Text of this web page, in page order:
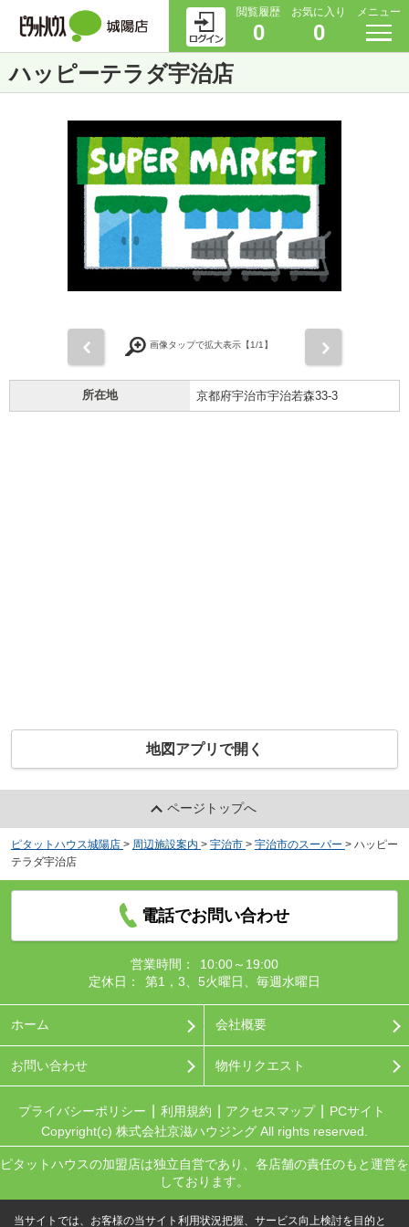
閲覧履歴
0
お気に入り
0
メニュー
ハッピーテラダ宇治店
画像タップで拡大表示【1/1】
所在地 京都府宇治市宇治若森33-3
地図アプリで開く
ページトップへ
ピタットハウス城陽店 > 周辺施設案内 > 宇治市 > 宇治市のスーパー > ハッピー
テラダ宇治店
電話でお問い合わせ
営業時間：
10:00～19:00
定休日：
第1，3、5火曜日、毎週水曜日
ホーム 会社概要
お問い合わせ 物件リクエスト
プライバシーポリシー 利用規約 アクセスマップ
PCサイト
Copyright(c) 株式会社京滋ハウジング All rights reserved.
ピタットハウスの加盟店は独立自営であり、各店舗の責任のもと運営を
しております。
当サイトでは、お客様の当サイト利用状況把握、サービス向上検討を目的と